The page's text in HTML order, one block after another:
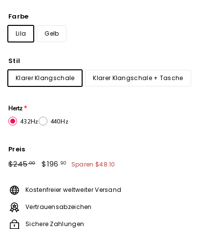
Farbe
Lila Gelb
Stil
Klarer Klangschale Klarer Klangschale + Tasche
Hertz
432Hz
440Hz
Preis
Normaler
$245.00$245.00
Sonderpreis
$196 .90 $196.90
Sparen $48.10
Kostenfreier weltweiter Versand
Vertrauensabzeichen
Sichere Zahlungen